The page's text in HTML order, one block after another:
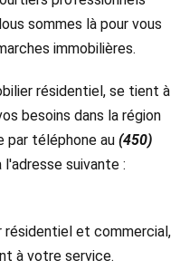
sommes là pour vous
immobilières.
résidentiel, se tient à
besoins dans la région
par téléphone au (450)
suivante :
résidentiel et commercial,
à votre service.